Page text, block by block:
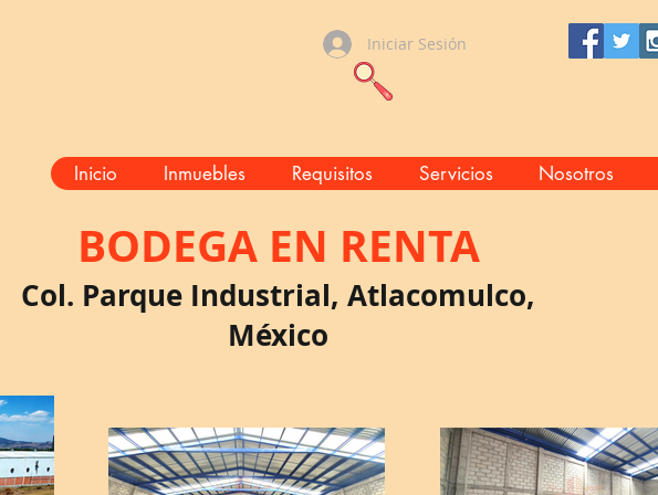
Iniciar Sesión
Inicio Inmuebles Requisitos Servicios Nosotros
BODEGAEN RENTA
Col. Parque Industrial, Atlacomulco,
México